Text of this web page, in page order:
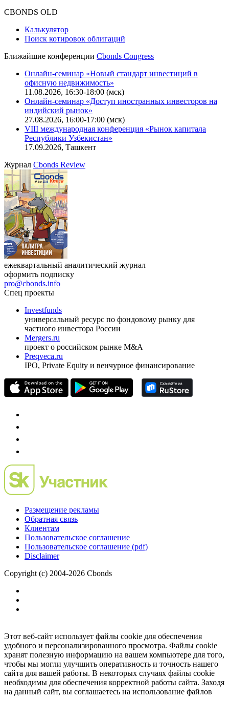
CBONDS OLD
Калькулятор
Поиск котировок облигаций
Ближайшие конференции Cbonds Congress
Онлайн-семинар «Новый стандарт инвестиций в
офисную недвижимость»
11.08.2026, 16:30-18:00 (мск)
Онлайн-семинар «Доступ иностранных инвесторов на
индийский рынок»
27.08.2026, 16:00-17:00 (мск)
VIII международная конференция «Рынок капитала
Республики Узбекистан»
17.09.2026, Ташкент
Журнал Cbonds Review
ежеквартальный аналитический журнал
оформить подписку
pro@cbonds.info
Спец проекты
Investfunds
универсальный ресурс по фондовому рынку для
частного инвестора России
Mergers.ru
проект о российском рынке M&A
Preqveca.ru
IPO, Private Equity и венчурное финансирование
Размещение рекламы
Обратная связь
Клиентам
Пользовательское соглашение
Пользовательское соглашение (pdf)
Disclaimer
Copyright (c) 2004-2026 Cbonds
Этот веб-сайт использует файлы cookie для обеспечения
удобного и персонализированного просмотра. Файлы cookie
хранят полезную информацию на вашем компьютере для того,
чтобы мы могли улучшить оперативность и точность нашего
сайта для вашей работы. В некоторых случаях файлы cookie
необходимы для обеспечения корректной работы сайта. Заходя
на данный сайт, вы соглашаетесь на использование файлов